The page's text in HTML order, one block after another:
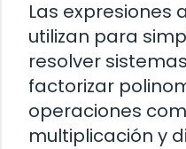
Las expresiones
utilizan para
resolver
factorizar
operaciones
multiplicación y